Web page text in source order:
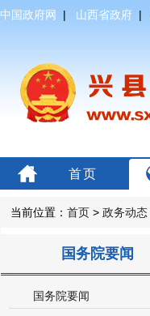
中国政府网 | 山西省政府 |
首页
当前位置： 首页 > 政务动态
国务院要闻
国务院要闻